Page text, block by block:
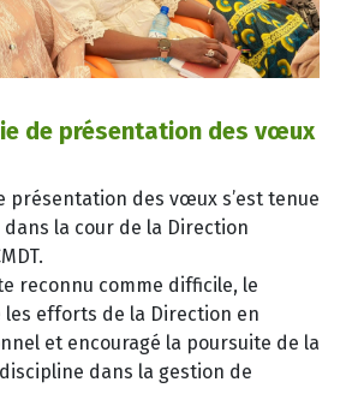
de présentation des vœux
présentation des vœux s’est tenue
dans la cour de la Direction
reconnu comme difficile, le
les efforts de la Direction en
et encouragé la poursuite de la
dans la gestion de